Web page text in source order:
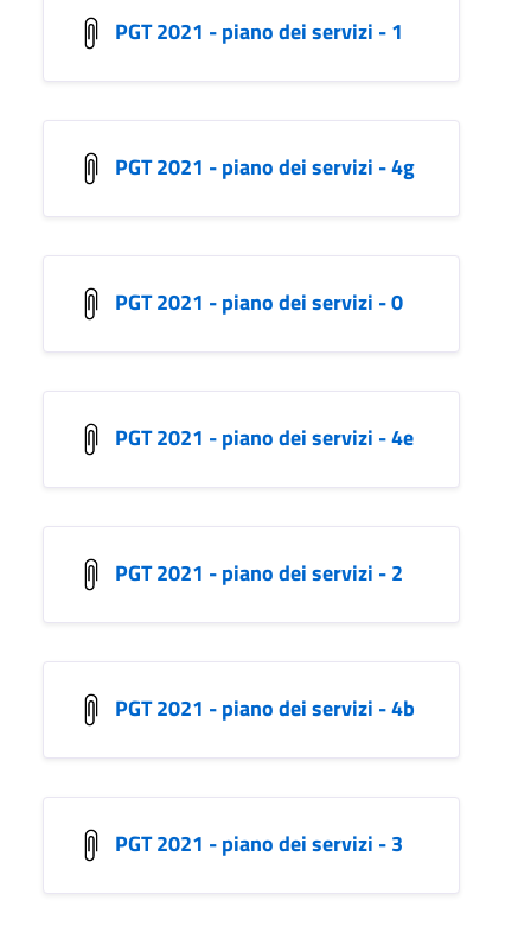
PGT 2021 - piano dei servizi - 1
PGT 2021 - piano dei servizi - 4g
PGT 2021 - piano dei servizi - 0
PGT 2021 - piano dei servizi - 4e
PGT 2021 - piano dei servizi - 2
PGT 2021 - piano dei servizi - 4b
PGT 2021 - piano dei servizi - 3